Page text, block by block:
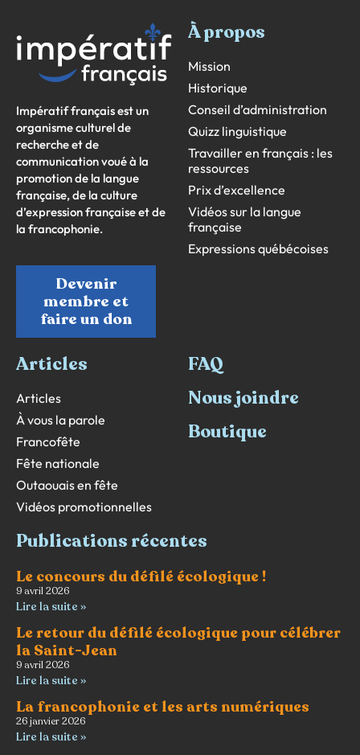
Impératif français est un
organisme culturel de
recherche et de
communication voué à la
promotion de la langue
française, de la culture
d’expression française et de
la francophonie.
Devenir
membre et
faire un don
À propos
Mission
Historique
Conseil d’administration
Quizz linguistique
Travailler en français : les
ressources
Prix d’excellence
Vidéos sur la langue
française
Expressions québécoises
Articles
Articles
À vous la parole
Francofête
Fête nationale
Outaouais en fête
Vidéos promotionnelles
FAQ
Nous joindre
Boutique
Publications récentes
Le concours du défilé écologique !
9 avril 2026
Lire la suite »
Le retour du défilé écologique pour célébrer
la Saint-Jean
9 avril 2026
Lire la suite »
La francophonie et les arts numériques
26 janvier 2026
Lire la suite »